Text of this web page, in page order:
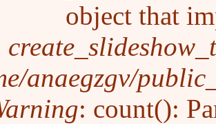
object that
anaegzgv/
: count():